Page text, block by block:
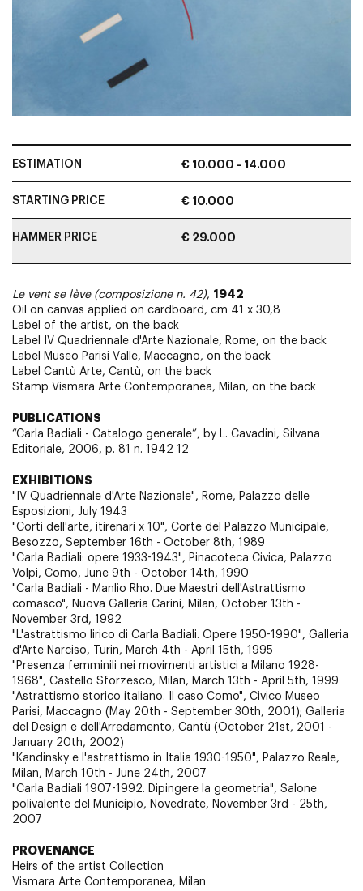
ESTIMATION € 10.000 - 14.000
STARTING PRICE € 10.000
HAMMER PRICE € 29.000
Le vent se lève (composizione n. 42), 1942
Oil on canvas applied on cardboard, cm 41 x 30,8
Label of the artist, on the back
Label IV Quadriennale d'Arte Nazionale, Rome, on the back
Label Museo Parisi Valle, Maccagno, on the back
Label Cantù Arte, Cantù, on the back
Stamp Vismara Arte Contemporanea, Milan, on the back
PUBLICATIONS
“Carla Badiali - Catalogo generale”, by L. Cavadini, Silvana
Editoriale, 2006, p. 81 n. 1942 12
EXHIBITIONS
"IV Quadriennale d'Arte Nazionale", Rome, Palazzo delle
Esposizioni, July 1943
"Corti dell'arte, itirenari x 10", Corte del Palazzo Municipale,
Besozzo, September 16th - October 8th, 1989
"Carla Badiali: opere 1933-1943", Pinacoteca Civica, Palazzo
Volpi, Como, June 9th - October 14th, 1990
"Carla Badiali - Manlio Rho. Due Maestri dell'Astrattismo
comasco", Nuova Galleria Carini, Milan, October 13th -
November 3rd, 1992
"L'astrattismo lirico di Carla Badiali. Opere 1950-1990", Galleria
d'Arte Narciso, Turin, March 4th - April 15th, 1995
"Presenza femminili nei movimenti artistici a Milano 1928-
1968", Castello Sforzesco, Milan, March 13th - April 5th, 1999
"Astrattismo storico italiano. Il caso Como", Civico Museo
Parisi, Maccagno (May 20th - September 30th, 2001); Galleria
del Design e dell'Arredamento, Cantù (October 21st, 2001 -
January 20th, 2002)
"Kandinsky e l'astrattismo in Italia 1930-1950", Palazzo Reale,
Milan, March 10th - June 24th, 2007
"Carla Badiali 1907-1992. Dipingere la geometria", Salone
polivalente del Municipio, Novedrate, November 3rd - 25th,
2007
PROVENANCE
Heirs of the artist Collection
Vismara Arte Contemporanea, Milan